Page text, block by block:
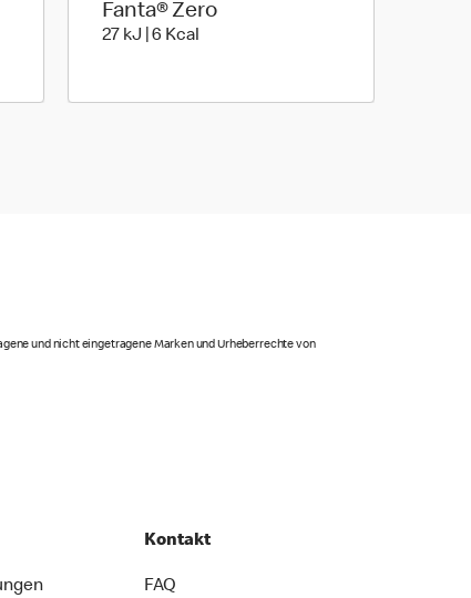
Fanta® Zero
27 kJ | 6 Kcal27 kiloJoule | 6 kilo calories
und nicht eingetragene Marken und Urheberrechte von
Kontakt
FAQ